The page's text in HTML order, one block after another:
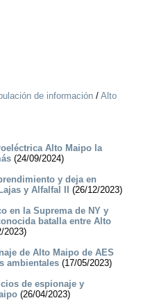
de información / Alto
Alto Maipo la
(24/09/2024)
y deja en
y Alfalfal II
(26/12/2023)
en la Suprema de NY y
batalla entre Alto
2023)
de Alto Maipo de AES
ambientales (17/05/2023)
de espionaje y
(26/04/2023)